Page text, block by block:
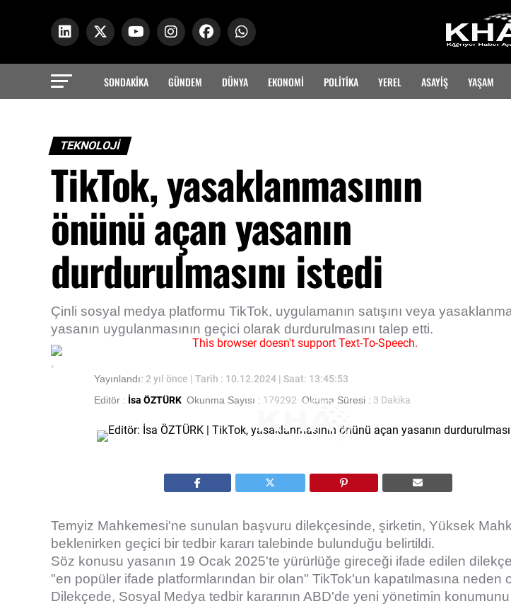
SONDAKİKA GÜNDEM DÜNYA EKONOMİ POLİTİKA YEREL ASAYİŞ YAŞAM
TEKNOLOJİ
TikTok, yasaklanmasının
önünü açan yasanın
durdurulmasını istedi
Çinli sosyal medya platformu TikTok, uygulamanın satışını veya
yasanın uygulanmasının geçici olarak durdurulmasını talep etti.
This browser doesn't support Text-To-Speech.
Yayınlandı: 2 yıl önce | Tarih : 10.12.2024 | Saat: 13:45:53
Editör : İsa ÖZTÜRK Okunma Sayısı : 179292 Okuma Süresi : 3 Dakika
Temyiz Mahkemesi'ne sunulan başvuru dilekçesinde, şirketin, Yüksek
beklenirken geçici bir tedbir kararı talebinde bulunduğu belirtildi.
Söz konusu yasanın 19 Ocak 2025'te yürürlüğe gireceği ifade edilen
"en popüler ifade platformlarından bir olan" TikTok'un kapatılmasına neden
Dilekçede, Sosyal Medya tedbir kararının ABD'de yeni yönetimin